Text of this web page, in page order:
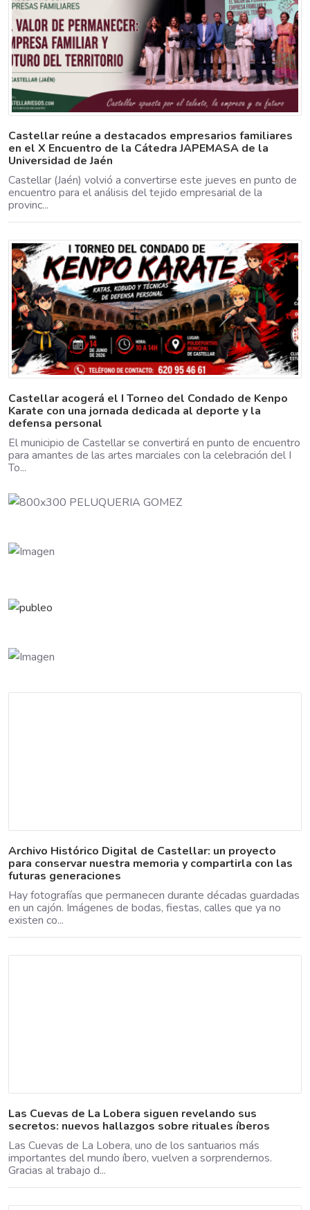
Castellar reúne a destacados empresarios familiares
en el X Encuentro de la Cátedra JAPEMASA de la
Universidad de Jaén
Castellar (Jaén) volvió a convertirse este jueves en punto de
encuentro para el análisis del tejido empresarial de la
provinc...
Castellar acogerá el I Torneo del Condado de Kenpo
Karate con una jornada dedicada al deporte y la
defensa personal
El municipio de Castellar se convertirá en punto de encuentro
para amantes de las artes marciales con la celebración del I
To...
Archivo Histórico Digital de Castellar: un proyecto
para conservar nuestra memoria y compartirla con las
futuras generaciones
Hay fotografías que permanecen durante décadas guardadas
en un cajón. Imágenes de bodas, fiestas, calles que ya no
existen co...
Las Cuevas de La Lobera siguen revelando sus
secretos: nuevos hallazgos sobre rituales íberos
Las Cuevas de La Lobera, uno de los santuarios más
importantes del mundo íbero, vuelven a sorprendernos.
Gracias al trabajo d...